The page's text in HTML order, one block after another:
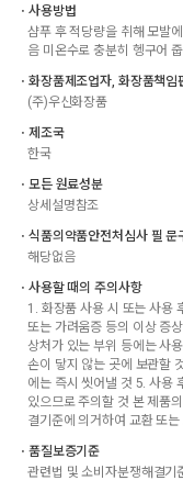
ㆍ사용방법
샴푸 후 적당량을 취해 모발
음 미온수로 충분히 헹구어
ㆍ화장품제조업자, 화장품책
(주)우신화장품
ㆍ제조국
한국
ㆍ모든 원료성분
상세설명참조
ㆍ식품의약품안전처심사 필 문
해당없음
ㆍ사용할 때의 주의사항
1. 화장품 사용 시 또는 사용
또는 가려움증 등의 이상 증
상처가 있는 부위 등에는 사
손이 닿지 않는 곳에 보관할
에는 즉시 씻어낼 것 5. 사용
있으므로 주의할 것 본 제품
결기준에 의거하여 교환 또
ㆍ품질보증기준
관련법 및 소비자분쟁해결기